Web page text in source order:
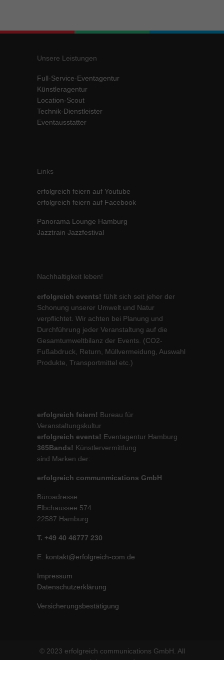
Unsere Leistungen
Full-Service-Eventagentur
Künstleragentur
Location-Scout
Technik-Dienstleister
Eventausstatter
Links
erfolgreich feiern auf Youtube
erfolgreich feiern auf Facebook
Panorama Lounge Hamburg
Jazztrain Jazzfestival
Nachhaltigkeit leben!
erfolgreich events! fühlt sich seit jeher der
Schonung unserer Umwelt und Natur
verpflichtet. Wir achten bei Planung und
Durchführung jeder Veranstaltung auf die
Gesamtumweltbilanz der Events. (CO2-
Fußabdruck, Return, Müllvermeidung, Auswahl
Produkte, Transportmittel etc.)
erfolgreich feiern! Bureau für
Veranstaltungskultur
erfolgreich events! Eventagentur Hamburg
365Bands! Künstlervermittlung
sind Marken der:
erfolgreich communmications GmbH
Büroadresse:
Elbchaussee 574
22587 Hamburg
T. +49 40 46777 230
E. kontakt@erfolgreich-com.de
Impressum
Datenschutzerklärung
Versicherungsbestätigung
© 2023 erfolgreich communications GmbH. All
rights reserved.